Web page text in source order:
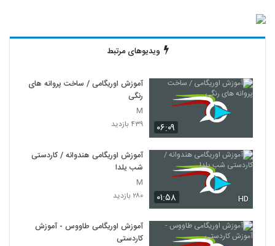
ویدیوهای مرتبط
۰۶:۰۹
آموزش اوریگامی / ساخت پروانه های
رنگی
M
۴۳۹ بازدید
۰۱:۵۸ HD
آموزش اوریگامی هندوانه / کاردستی
شب یلدا
M
۲۸۰ بازدید
آموزش اوریگامی طاووس - آموزش
کاردستی